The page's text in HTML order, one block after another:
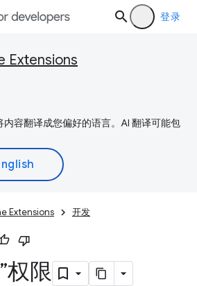
登录
Extensions
容翻译成您偏好的语言。AI 翻译可能包
Extensions 开发
权限